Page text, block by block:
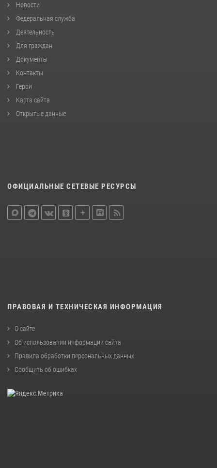
Новости
Федеральная служба
Деятельность
Для граждан
Документы
Контакты
Герои
Карта сайта
Открытые данные
ОФИЦИАЛЬНЫЕ СЕТЕВЫЕ РЕСУРСЫ
ПРАВОВАЯ И ТЕХНИЧЕСКАЯ ИНФОРМАЦИЯ
О сайте
Об использовании информации сайта
Правила обработки персональных данных
Сообщить об ошибках